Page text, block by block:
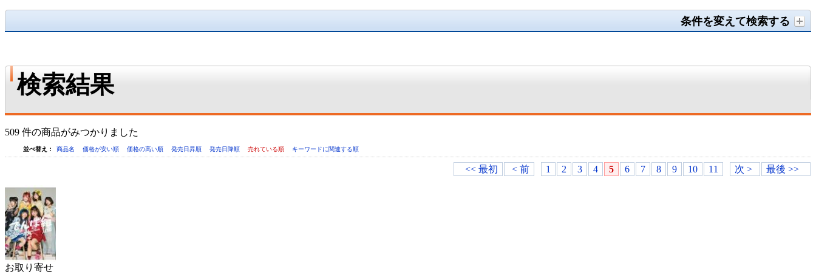
条件を変えて検索する
検索結果
509 件の商品がみつかりました
並べ替え： 商品名 価格が安い順 価格の高い順 発売日昇順 発売日降順 売れている順 キーワードに関連する順
<< 最初 < 前 1 2 3 4 5 6 7 8 9 10 11 次 > 最後 >>
お取り寄せ